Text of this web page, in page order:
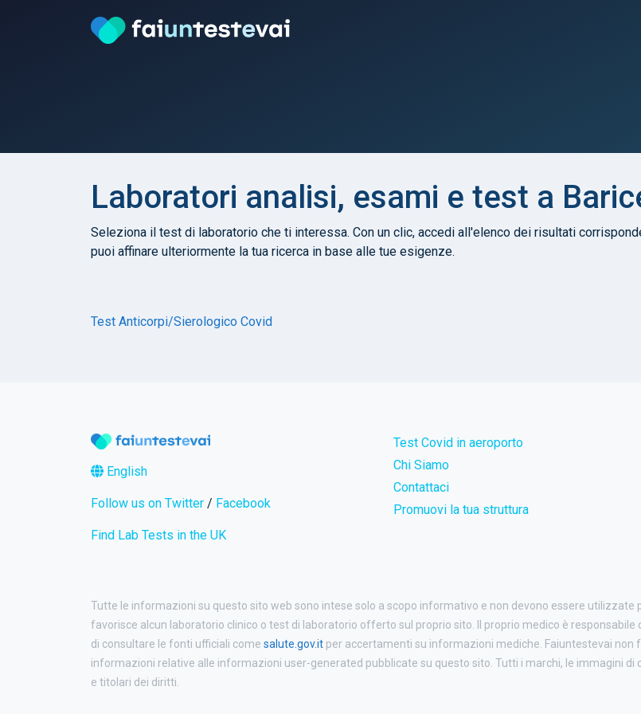
Laboratori analisi, esami e test a
Seleziona il test di laboratorio che ti interessa. Con un clic, accedi all'elenco dei risultati
puoi affinare ulteriormente la tua ricerca in base alle tue esigenze.
Test Anticorpi/Sierologico Covid
English
Follow us on Twitter / Facebook
Find Lab Tests in the UK
Test Covid in aeroporto
Chi Siamo
Contattaci
Promuovi la tua struttura
Tutte le informazioni su questo sito web sono intese solo a scopo informativo e non devono essere
favorisce alcun laboratorio clinico o test di laboratorio offerto sul proprio sito. Il proprio medico è
di consultare le fonti ufficiali come salute.gov.it per accertamenti su informazioni mediche. Faiuntestevai
informazioni relative alle informazioni user-generated pubblicate su questo sito. Tutti i marchi, le immagini
e titolari dei diritti.